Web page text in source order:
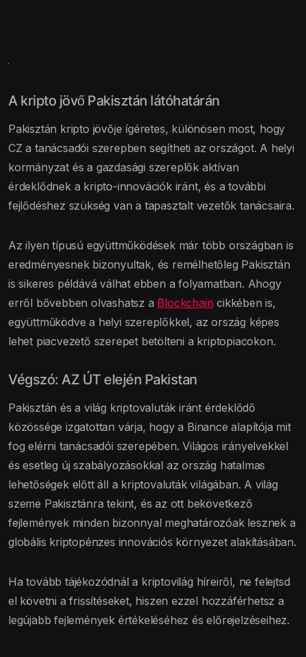
A kripto jövő Pakisztán látóhatárán
Pakisztán kripto jövője ígéretes, különösen most, hogy
CZ a tanácsadói szerepben segítheti az országot. A helyi
kormányzat és a gazdasági szereplők aktívan
érdeklődnek a kripto-innovációk iránt, és a további
fejlődéshez szükség van a tapasztalt vezetők tanácsaira.
Az ilyen típusú együttműködések már több országban is
eredményesnek bizonyultak, és remélhetőleg Pakisztán
is sikeres példává válhat ebben a folyamatban. Ahogy
erről bővebben olvashatsz a Blockchaincikkében is,
együttműködve a helyi szereplőkkel, az ország képes
lehet piacvezető szerepet betölteni a kriptopiacokon.
Végszó: AZ ÚT elején Pakistan
Pakisztán és a világ kriptovaluták iránt érdeklődő
közössége izgatottan várja, hogy a Binance alapítója mit
fog elérni tanácsadói szerepében. Világos irányelvekkel
és esetleg új szabályozásokkal az ország hatalmas
lehetőségek előtt áll a kriptovaluták világában. A világ
szeme Pakisztánra tekint, és az ott bekövetkező
fejlemények minden bizonnyal meghatározóak lesznek a
globális kriptopénzes innovációs környezet alakításában.
Ha tovább tájékozódnál a kriptovilág híreiről, ne felejtsd
el követni a frissítéseket, hiszen ezzel hozzáférhetsz a
legújabb fejlemények értékeléséhez és előrejelzéseihez.